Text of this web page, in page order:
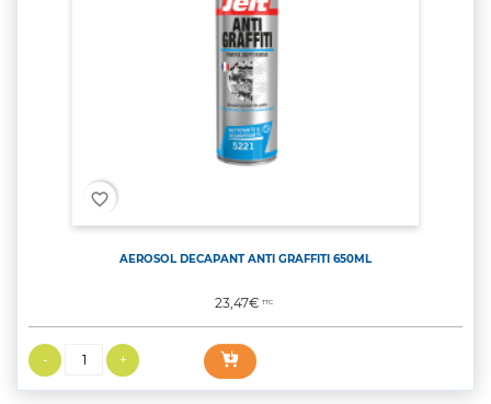
favorite_border
AEROSOL DECAPANT ANTI GRAFFITI 650ML
Prix
23,47€TTC